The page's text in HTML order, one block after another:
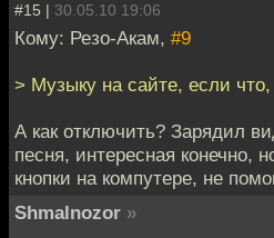
#15 | 30.05.10 19:06
Кому: Резо-Акам, #9
> Музыку на сайте, если
А как отключить? Зарядил
песня, интересная конечно,
кнопки на компутере, не
Shmalnozor »